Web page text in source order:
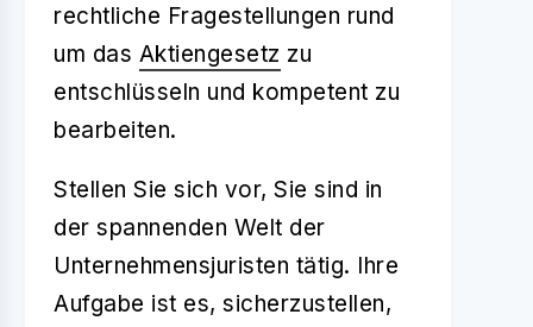
rechtliche Fragestellungen rund
um das Aktiengesetz zu
entschlüsseln und kompetent zu
bearbeiten.
Stellen Sie sich vor, Sie sind in
der spannenden Welt der
Unternehmensjuristen tätig. Ihre
Aufgabe ist es, sicherzustellen,